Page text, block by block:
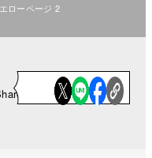
ローページ 2